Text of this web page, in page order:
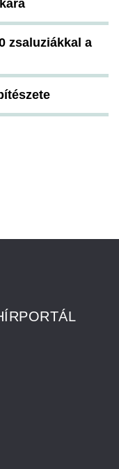
zsaluziákkal a